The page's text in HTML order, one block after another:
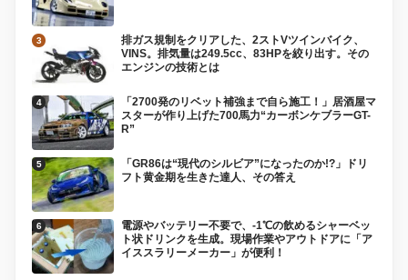
排ガス規制をクリアした、2ストVツインバイク、
VINS。排気量は249.5cc、83HPを絞り出す。その
エンジンの技術とは
「2700発のリベット補強まで自ら施工！」居酒屋マ
スターが作り上げた700馬力“カーボンケブラーGT-
R”
「GR86は“現代のシルビア”になったのか!?」ドリ
フト黄金期を生きた達人、その答え
電源やバッテリー不要で、-1℃の飲めるシャーベッ
ト状ドリンクを生成。現場作業やアウトドアに「ア
イススラリーメーカー」が便利！